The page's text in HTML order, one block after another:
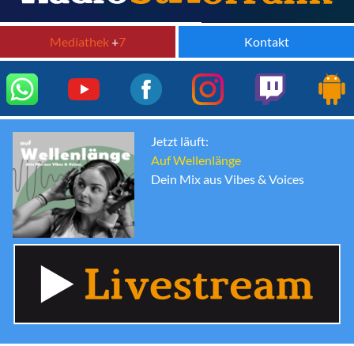
Mediathek+7 Kontakt
Jetzt läuft:
Auf Wellenlänge
Dein Mix aus Vibes & Voices